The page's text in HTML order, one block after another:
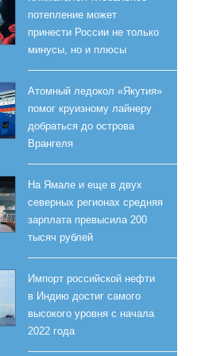
потепление может
принести России не только
минусы, но и плюсы
Атомный ледокол «Якутия»
помог круизному лайнеру
добраться до острова
Врангеля
На Ямале и еще в двух
северных регионах средняя
зарплата превысила 200
тысяч рублей
Импорт российской нефти
в Индию достиг самого
высокого уровня с начала
2022 года